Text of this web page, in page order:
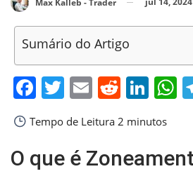
Sumário do Artigo
Facebook
Twitter
EmailReddit
Tempo de Leitura 2 minutos
O que é